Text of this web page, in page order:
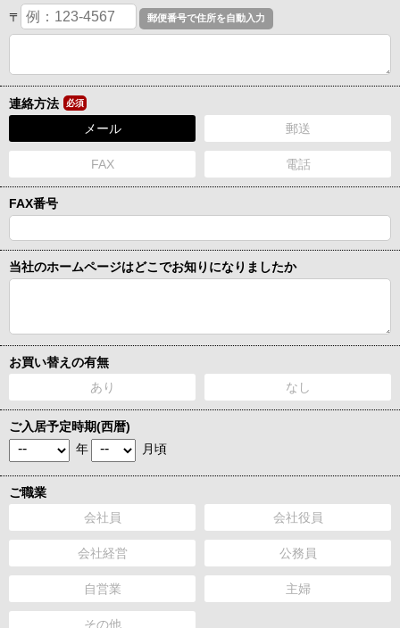
〒
連絡方法 必須
メール 郵送
FAX 電話
FAX番号
当社のホームページはどこでお知りになりましたか
お買い替えの有無
あり
なし
ご入居予定時期(西暦)
年
月頃
ご職業
会社員
会社役員
会社経営 公務員
自営業 主婦
その他